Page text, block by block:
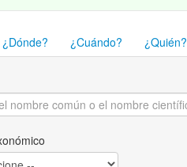
¿Dónde? ¿Cuándo? ¿Quién?